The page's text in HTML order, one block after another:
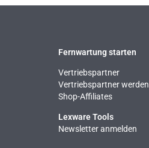
Fernwartung starten
Vertriebspartner
Vertriebspartner werden
Shop-Affiliates
Lexware Tools
Newsletter anmelden